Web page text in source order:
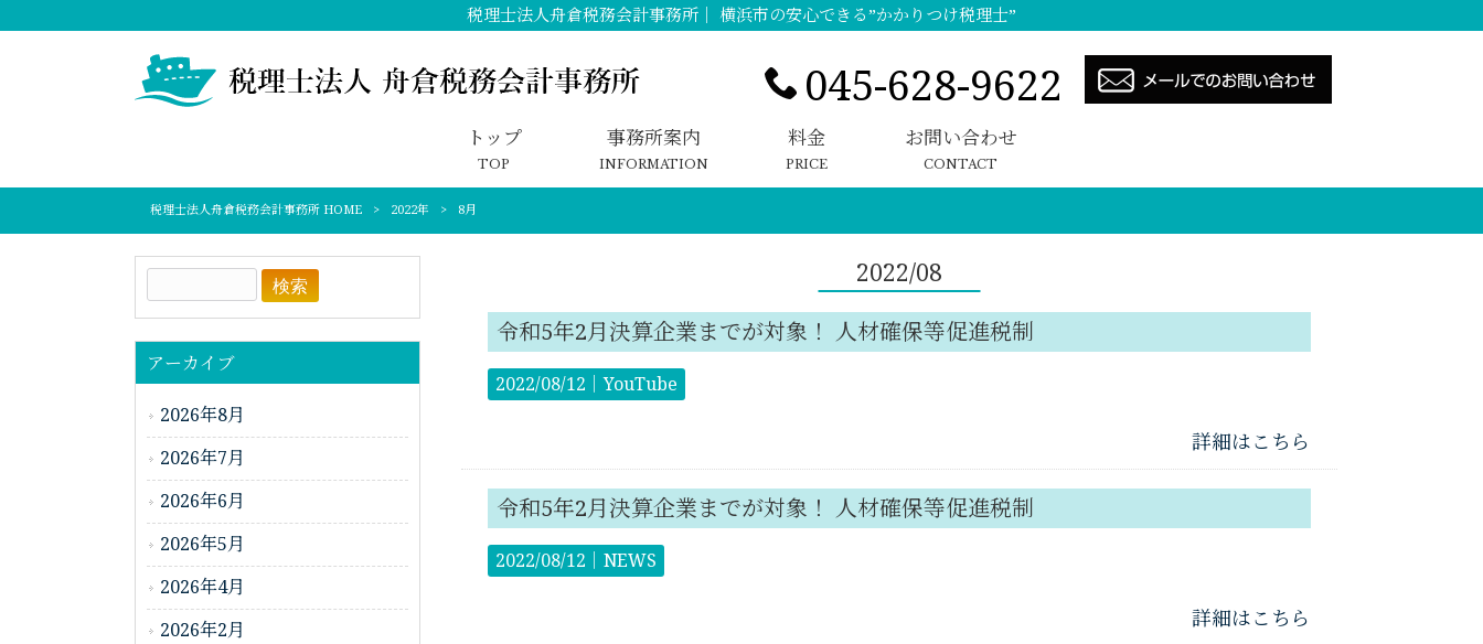
税理士法人舟倉税務会計事務所｜ 横浜市の安心できる”かかりつけ税理士”
045-628-9622
トップ
TOP
事務所案内
INFORMATION
料金
PRICE
お問い合わせ
CONTACT
税理士法人舟倉税務会計事務所 HOME > 2022年 > 8月
2022/08
令和5年2月決算企業までが対象！ 人材確保等促進税制
2022/08/12｜YouTube
詳細はこちら
令和5年2月決算企業までが対象！ 人材確保等促進税制
2022/08/12｜ NEWS
詳細はこちら
アーカイブ
2026年8月
2026年7月
2026年6月
2026年5月
2026年4月
2026年2月